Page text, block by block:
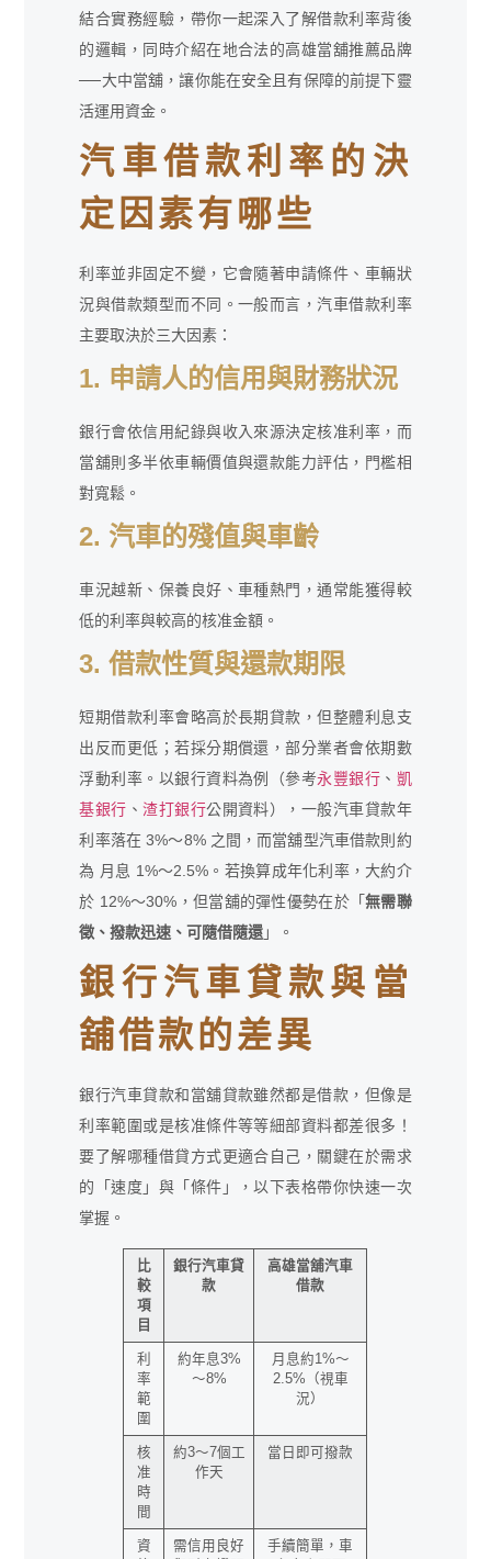
結合實務經驗，帶你一起深入了解借款利率背後
的邏輯，同時介紹在地合法的高雄當舖推薦品牌
──大中當舖，讓你能在安全且有保障的前提下靈
活運用資金。
汽車借款利率的決
定因素有哪些
利率並非固定不變，它會隨著申請條件、車輛狀
況與借款類型而不同。一般而言，汽車借款利率
主要取決於三大因素：
1. 申請人的信用與財務狀況
銀行會依信用紀錄與收入來源決定核准利率，而
當舖則多半依車輛價值與還款能力評估，門檻相
對寬鬆。
2. 汽車的殘值與車齡
車況越新、保養良好、車種熱門，通常能獲得較
低的利率與較高的核准金額。
3. 借款性質與還款期限
短期借款利率會略高於長期貸款，但整體利息支
出反而更低；若採分期償還，部分業者會依期數
浮動利率。以銀行資料為例（參考永豐銀行 、 凱
基銀行 、渣打銀行公開資料），一般汽車貸款年
利率落在 3%～8% 之間，而當舖型汽車借款則約
為 月息 1%～2.5%。若換算成年化利率，大約介
於 12%～30%，但當舖的彈性優勢在於「無需聯
徵、撥款迅速、可隨借隨還 」。
銀行汽車貸款與當
舖借款的差異
銀行汽車貸款和當舖貸款雖然都是借款，但像是
利率範圍或是核准條件等等細部資料都差很多！
要了解哪種借貸方式更適合自己，關鍵在於需求
的「速度」與「條件」，以下表格帶你快速一次
掌握。
比
較
項
目
銀行汽車貸
款
高雄當舖汽車
借款
利
率
範
圍
約年息3%
～8%
月息約1%～
2.5%（視車
況）
核
准
時
間
約3～7個工
作天
當日即可撥款
資
需信用良好
手續簡單，車